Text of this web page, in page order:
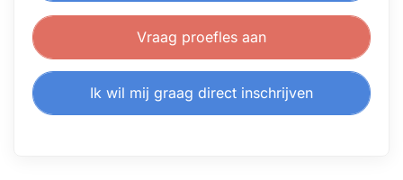
Vraag proefles aan
Ik wil mij graag direct inschrijven